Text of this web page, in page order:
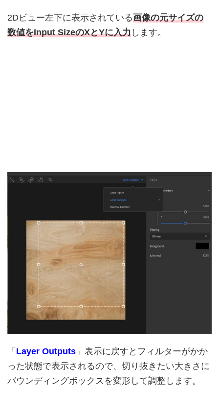
2Dビュー左下に表示されている画像の元サイズの
数値をInput SizeのXとYに入力 します。
「 Layer Outputs 」表示に戻すとフィルターがかか
った状態で表示されるので、切り抜きたい大きさに
バウンディングボックスを変形して調整します。